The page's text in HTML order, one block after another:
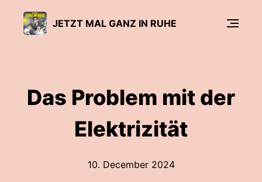
JETZT MAL GANZ IN RUHE
Das Problem mit der
Elektrizität
10. December 2024